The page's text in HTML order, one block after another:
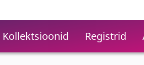
Kollektsioonid Registrid